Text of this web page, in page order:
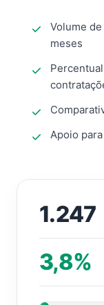
Volume
meses
Apoio
1.247
3,8%